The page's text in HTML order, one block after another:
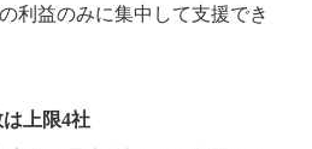
利益のみに集中して支援でき
上限4社